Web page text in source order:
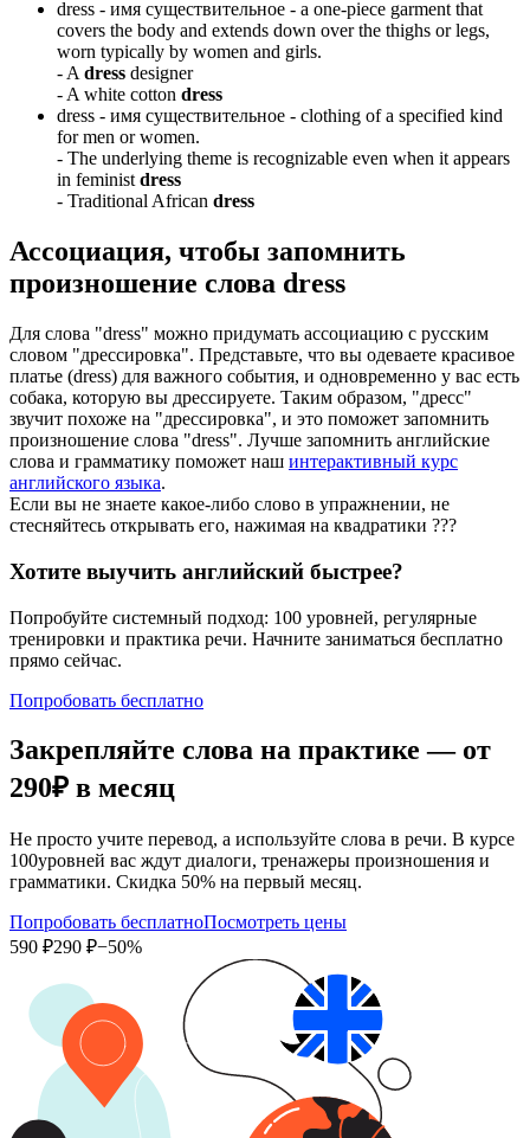
dress - имя существительное - a one-piece garment that
covers the body and extends down over the thighs or legs,
worn typically by women and girls.
- A dress designer
- A white cotton dress
dress - имя существительное - clothing of a specified kind
for men or women.
- The underlying theme is recognizable even when it appears
in feminist dress
- Traditional African dress
Ассоциация, чтобы запомнить
произношение слова dress
Для слова "dress" можно придумать ассоциацию с русским
словом "дрессировка". Представьте, что вы одеваете красивое
платье (dress) для важного события, и одновременно у вас есть
собака, которую вы дрессируете. Таким образом, "дресс"
звучит похоже на "дрессировка", и это поможет запомнить
произношение слова "dress". Лучше запомнить английские
слова и грамматику поможет наш интерактивный курс
английского языка.
Если вы не знаете какое-либо слово в упражнении, не
стесняйтесь открывать его, нажимая на квадратики ???
Хотите выучить английский быстрее?
Попробуйте системный подход: 100 уровней, регулярные
тренировки и практика речи. Начните заниматься бесплатно
прямо сейчас.
Попробовать бесплатно
Закрепляйте слова на практике — от
290₽ в месяц
Не просто учите перевод, а используйте слова в речи. В курсе
100уровней вас ждут диалоги, тренажеры произношения и
грамматики. Скидка 50% на первый месяц.
Попробовать бесплатноПосмотреть цены
590 ₽290 ₽−50%